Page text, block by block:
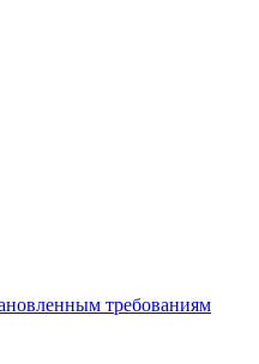
требованиям